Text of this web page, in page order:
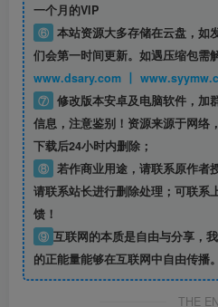
一个月的VIP
⑥ 本站资源大多存储在云盘，如
们会第一时间更新。如遇压缩包需
www.dsary.com 丨
⑦ 修改版本安卓及电脑软件，加
信息，注意鉴别！资源来源于网络
下载后24小时内删除；
⑧ 若作商业用途，请联系原作者
请联系站长进行删除处理；可联系
馈！
⑨ 互联网的本质是自由与分享，
的正能量能够在互联网中自由传播。
THE